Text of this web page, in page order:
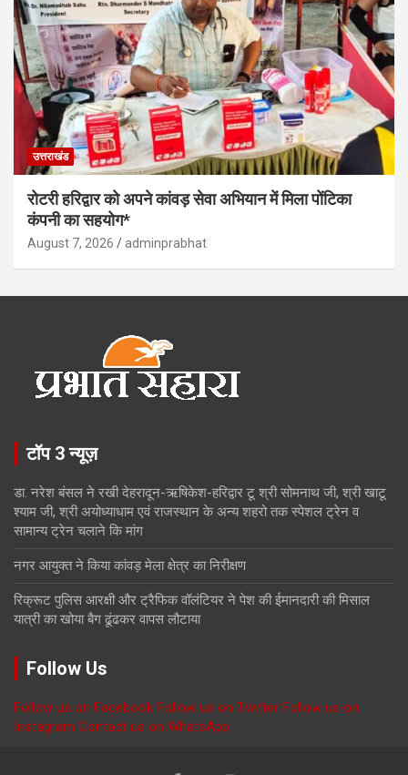
उत्तराखंड
रोटरी हरिद्वार को अपने कांवड़ सेवा अभियान में मिला पोंटिका
कंपनी का सहयोग*
August 7, 2026 adminprabhat
टॉप 3 न्यूज़
डा. नरेश बंसल ने रखी देहरादून-ऋषिकेश-हरिद्वार टू श्री सोमनाथ जी, श्री खाटू
श्याम जी, श्री अयोध्याधाम एवं राजस्थान के अन्य शहरो तक स्पेशल ट्रेन व
सामान्य ट्रेन चलाने कि मांग
नगर आयुक्त ने किया कांवड़ मेला क्षेत्र का निरीक्षण
रिक्रूट पुलिस आरक्षी और ट्रैफिक वॉलंटियर ने पेश की ईमानदारी की मिसाल
यात्री का खोया बैग ढूंढकर वापस लौटाया
Follow Us
Follow us on Facebook Follow us on Twitter Follow us on
Instagram Contact us on WhatsApp